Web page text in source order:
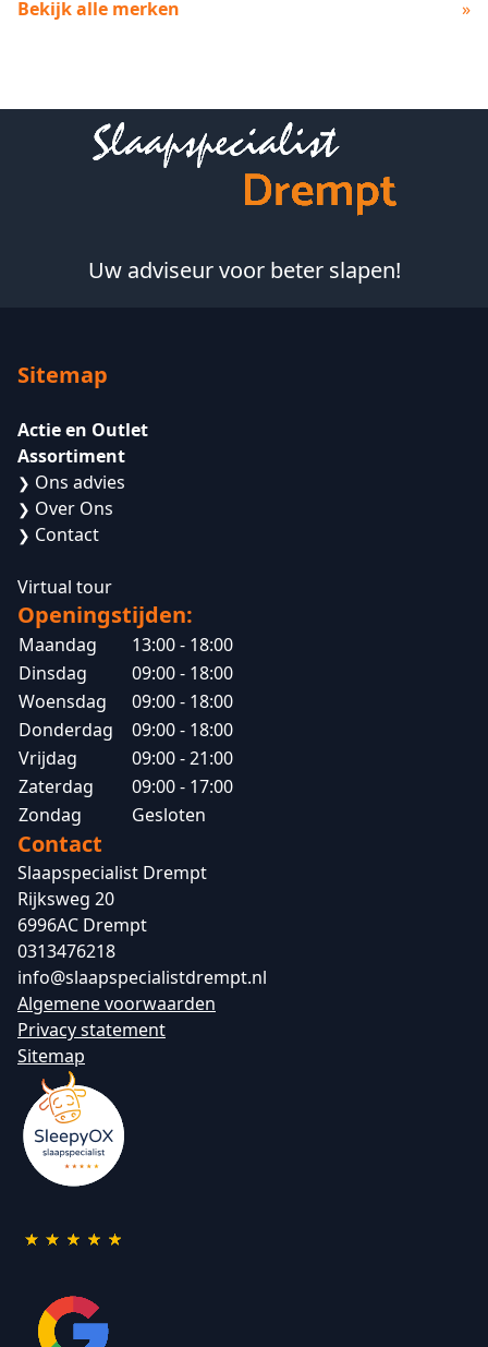
Bekijk alle merken »
Uw adviseur voor beter slapen!
Sitemap
Actie en Outlet
Assortiment
❯ Ons advies
❯ Over Ons
❯ Contact
Virtual tour
Openingstijden:
Maandag
13:00 - 18:00
Dinsdag
09:00 - 18:00
Woensdag
09:00 - 18:00
Donderdag
09:00 - 18:00
Vrijdag
09:00 - 21:00
Zaterdag
09:00 - 17:00
Zondag
Gesloten
Contact
Slaapspecialist Drempt
Rijksweg 20
6996AC Drempt
0313476218
info@slaapspecialistdrempt.nl
Algemene voorwaarden
Privacy statement
Sitemap